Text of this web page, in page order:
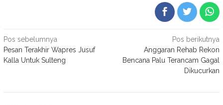
Navigasi
pos
Pos sebelumnya
Pesan Terakhir Wapres Jusuf
Kalla Untuk Sulteng
Pos berikutnya
Anggaran Rehab Rekon
Bencana Palu Terancam Gagal
Dikucurkan